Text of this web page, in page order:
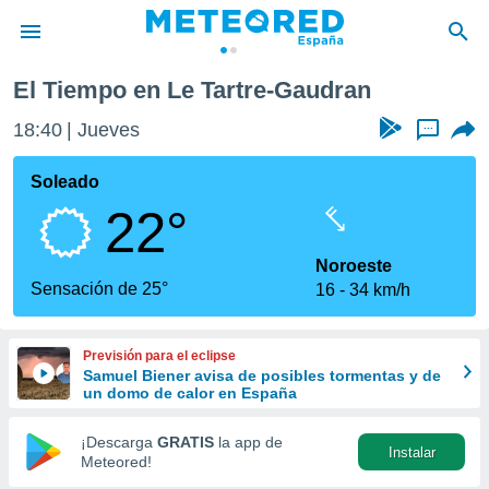
de
por
que se
calidad.
a este
las
y
forma
digital
basada
El Tiempo en Le Tartre-Gaudran
18:40 Jueves ...
Soleado
22°
Sensación de 25°
Noroeste
16
34 km/h
Previsión para el eclipse
Samuel Biener avisa de posibles tormentas y de
un domo de calor en España
¡Descarga GRATIS la app de
Meteored!
Instalar